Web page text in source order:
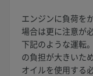
エンジンに負荷を
場合は更に注意が
下記のような運転
の負担が大きいた
オイルを使用する